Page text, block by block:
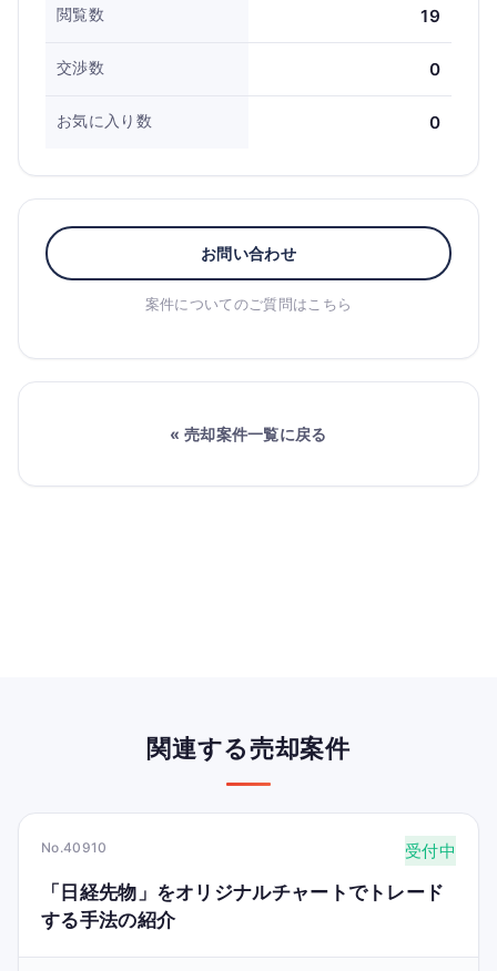
閲覧数 19
交渉数 0
お気に入り数 0
お問い合わせ
案件についてのご質問はこちら
« 売却案件一覧に戻る
関連する売却案件
No.40910 受付中
「日経先物」をオリジナルチャートでトレード
する手法の紹介